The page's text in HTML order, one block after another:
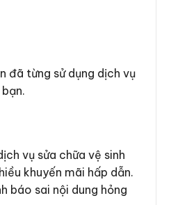
đã từng sử dụng dịch vụ
vụ sửa chữa vệ sinh
khuyến mãi hấp dẫn.
báo sai nội dung hỏng